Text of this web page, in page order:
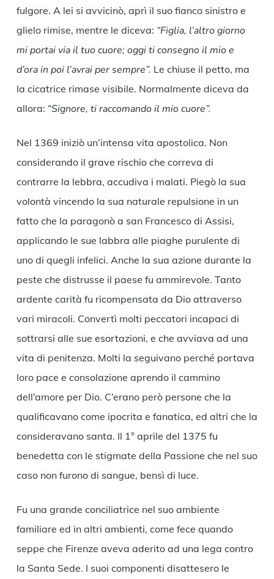
fulgore. A lei si avvicinò, aprì il suo fianco sinistro e
glielo rimise, mentre le diceva: “Figlia, l’altro giorno
mi portai via il tuo cuore; oggi ti consegno il mio e
d’ora in poi l’avrai per sempre”. Le chiuse il petto, ma
la cicatrice rimase visibile. Normalmente diceva da
allora: “Signore, ti raccomando il mio cuore”.
Nel 1369 iniziò un’intensa vita apostolica. Non
considerando il grave rischio che correva di
contrarre la lebbra, accudiva i malati. Piegò la sua
volontà vincendo la sua naturale repulsione in un
fatto che la paragonò a san Francesco di Assisi,
applicando le sue labbra alle piaghe purulente di
uno di quegli infelici. Anche la sua azione durante la
peste che distrusse il paese fu ammirevole. Tanto
ardente carità fu ricompensata da Dio attraverso
vari miracoli. Convertì molti peccatori incapaci di
sottrarsi alle sue esortazioni, e che avviava ad una
vita di penitenza. Molti la seguivano perché portava
loro pace e consolazione aprendo il cammino
dell’amore per Dio. C’erano però persone che la
qualificavano come ipocrita e fanatica, ed altri che la
consideravano santa. Il 1° aprile del 1375 fu
benedetta con le stigmate della Passione che nel suo
caso non furono di sangue, bensì di luce.
Fu una grande conciliatrice nel suo ambiente
familiare ed in altri ambienti, come fece quando
seppe che Firenze aveva aderito ad una lega contro
la Santa Sede. I suoi componenti disattesero le